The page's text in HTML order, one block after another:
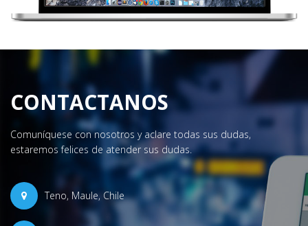
CONTACTANOS
Comuníquese con nosotros y aclare todas sus dudas,
estaremos felices de atender sus dudas.
Teno, Maule, Chile